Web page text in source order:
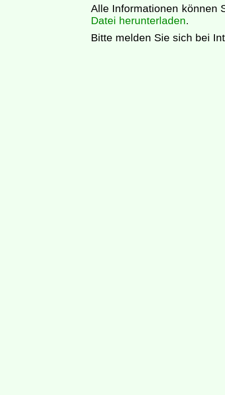
Alle Informationen können
Datei herunterladen.
Bitte melden Sie sich bei